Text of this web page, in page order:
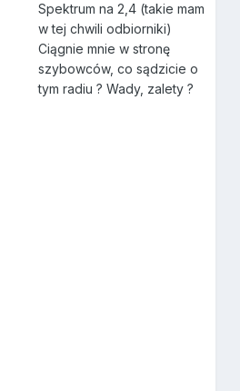
Spektrum na 2,4 (takie mam
w tej chwili odbiorniki)
Ciągnie mnie w stronę
szybowców, co sądzicie o
tym radiu ? Wady, zalety ?